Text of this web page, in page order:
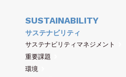
SUSTAINABILITY
サステナビリティ
サステナビリティマネジメント
重要課題
環境